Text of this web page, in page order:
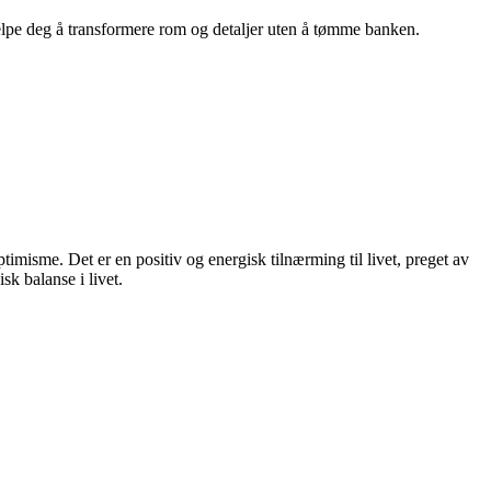
deg å transformere rom og detaljer uten å tømme banken.
Det er en positiv og energisk tilnærming til livet, preget av
balanse i livet.